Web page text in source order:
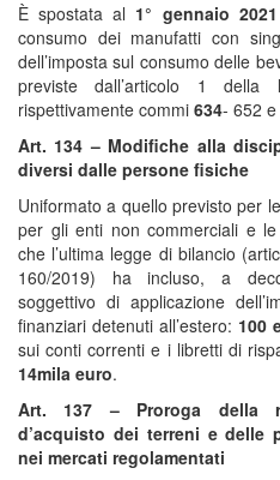
È spostata al 1° gennaio 2021
consumo dei manufatti con
dell’imposta sul consumo delle
previste dall’articolo 1 della
rispettivamente commi 634- 652
Art. 134 – Modifiche alla
diversi dalle persone fisiche
Uniformato a quello previsto per
per gli enti non commerciali e
che l’ultima legge di bilancio
160/2019) ha incluso, a
soggettivo di applicazione
finanziari detenuti all’estero: 100
sui conti correnti e i libretti di
14mila euro.
Art. 137 – Proroga della
d’acquisto dei terreni e delle
nei mercati regolamentati